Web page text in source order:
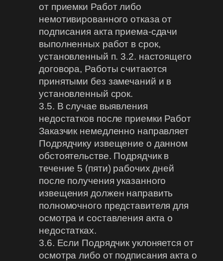
от приемки Работ либо
немотивированного отказа от
подписания акта приема-сдачи
выполненных работ в срок,
установленный п. 3.2. настоящего
договора, Работы считаются
принятыми без замечаний и в
установленный срок.
3.5. В случае выявления
недостатков после приемки Работ
Заказчик немедленно направляет
Подрядчику извещение о данном
обстоятельстве. Подрядчик в
течение 5 (пяти) рабочих дней
после получения указанного
извещения должен направить
полномочного представителя для
осмотра и составления акта о
недостатках.
3.6. Если Подрядчик уклоняется от
осмотра либо от подписания акта о